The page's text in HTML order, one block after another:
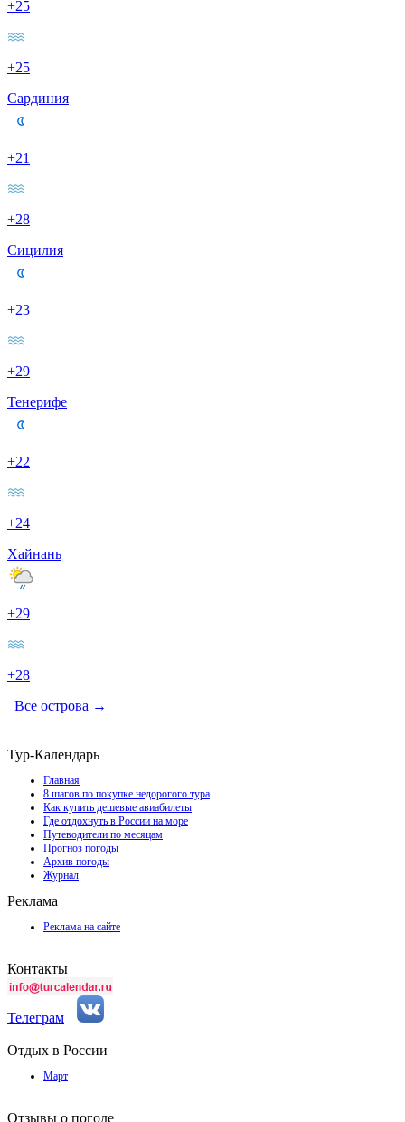
+25
+25
Сардиния
+21
+28
Сицилия
+23
+29
Тенерифе
+22
+24
Хайнань
+29
+28
Все острова →
Тур-Календарь
Главная
8 шагов по покупке недорогого тура
Как купить дешевые авиабилеты
Где отдохнуть в России на море
Путеводители по месяцам
Прогноз погоды
Архив погоды
Журнал
Реклама
Реклама на сайте
Контакты
Телеграм
Отдых в России
Март
Отзывы о погоде